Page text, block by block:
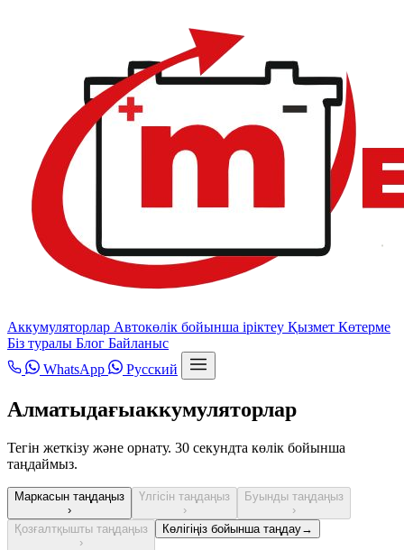
Аккумуляторлар Автокөлік бойынша іріктеу Қызмет Көтерме
Біз туралы Блог Байланыс
WhatsApp
Русский
Алматыдағыаккумуляторлар
Тегін жеткізу және орнату. 30 секундта көлік бойынша
таңдаймыз.
Маркасын таңдаңыз
›
Үлгісін таңдаңыз
›
Буынды таңдаңыз
›
Қозғалтқышты таңдаңыз
›
Көлігіңіз бойынша таңдау→